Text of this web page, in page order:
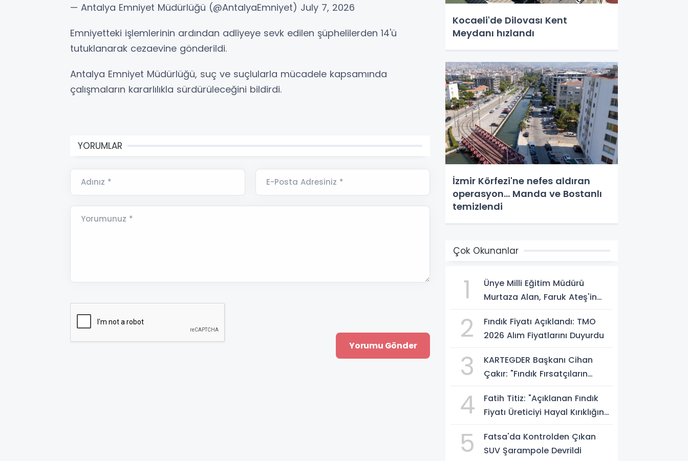
— Antalya Emniyet Müdürlüğü (@AntalyaEmniyet) July 7, 2026
Emniyetteki işlemlerinin ardından adliyeye sevk edilen şüphelilerden 14'ü
tutuklanarak cezaevine gönderildi.
Antalya Emniyet Müdürlüğü, suç ve suçlularla mücadele kapsamında
çalışmaların kararlılıkla sürdürüleceğini bildirdi.
YORUMLAR
Adınız * E-Posta Adresiniz *
Yorumunuz *
Kocaeli'de Dilovası Kent
Meydanı hızlandı
İzmir Körfezi'ne nefes aldıran
operasyon... Manda ve Bostanlı
temizlendi
Çok Okunanlar
1
Ünye Milli Eğitim Müdürü
Murtaza Alan, Faruk Ateş'in
2
Fındık Fiyatı Açıklandı: TMO
2026 Alım Fiyatlarını Duyurdu
3
KARTEGDER Başkanı Cihan
Çakır: "Fındık Fırsatçıların
4
Fatih Titiz: "Açıklanan Fındık
Fiyatı Üreticiyi Hayal Kırıklığına
5
Fatsa'da Kontrolden Çıkan
SUV Şarampole Devrildi